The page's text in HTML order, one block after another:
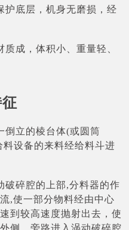
护底层，机身无磨损，经
成，体积小、重量轻、
倒立的棱台体(或圆筒
设备的来料经给料斗进
破碎腔的上部,分料器的作
,使一部分物料经由中心
到较高速度抛射出去，使
侧，旁路进入涡动破碎腔